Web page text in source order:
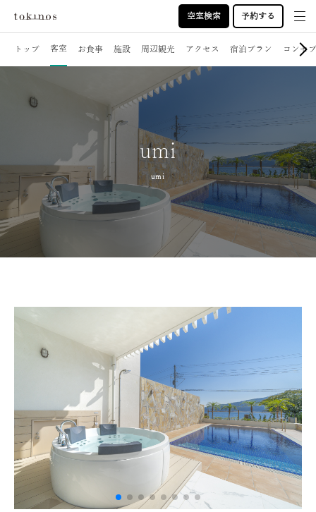
空室検索 予約する
トップ 客室 お食事 施設 周辺観光 アクセス 宿泊プラン コンセ
umi
umi